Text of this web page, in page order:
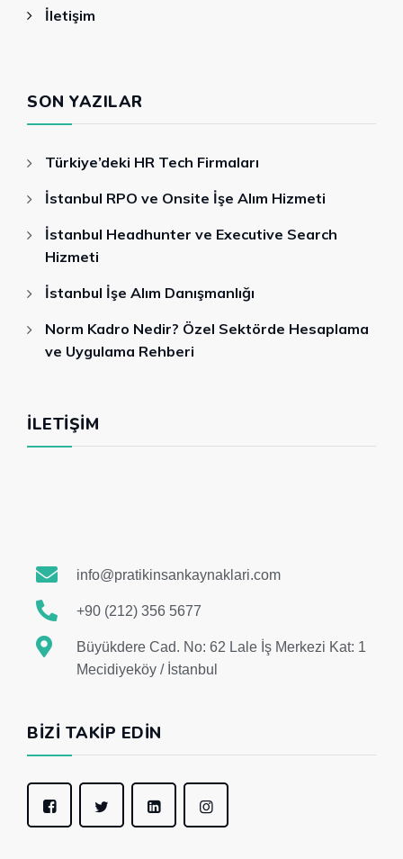
İletişim
SON YAZILAR
Türkiye’deki HR Tech Firmaları
İstanbul RPO ve Onsite İşe Alım Hizmeti
İstanbul Headhunter ve Executive Search
Hizmeti
İstanbul İşe Alım Danışmanlığı
Norm Kadro Nedir? Özel Sektörde Hesaplama
ve Uygulama Rehberi
İLETIŞIM
info@pratikinsankaynaklari.com
+90 (212) 356 5677
Büyükdere Cad. No: 62 Lale İş Merkezi Kat: 1
Mecidiyeköy / İstanbul
BIZI TAKIP EDIN